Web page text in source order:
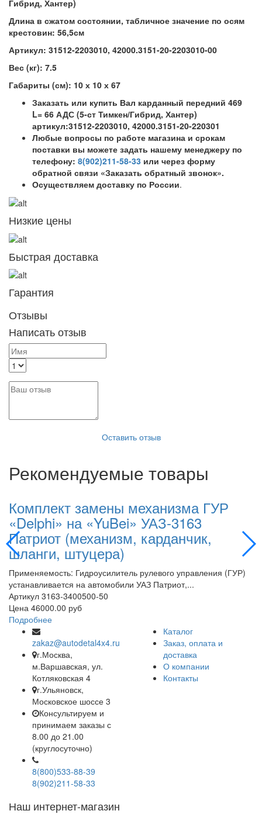
Гибрид, Хантер)
Длина в сжатом состоянии, табличное значение по осям
крестовин: 56,5см
Артикул: 31512-2203010, 42000.3151-20-2203010-00
Вес (кг): 7.5
Габариты (см): 10 х 10 х 67
Заказать или купить Вал карданный передний 469
L= 66 АДС (5-ст Тимкен/Гибрид, Хантер)
артикул:31512-2203010, 42000.3151-20-220301
Любые вопросы по работе магазина и срокам
поставки вы можете задать нашему менеджеру по
телефону: 8(902)211-58-33 или через форму
обратной связи «Заказать обратный звонок».
Осуществляем доставку по России.
Низкие цены
Быстрая доставка
Гарантия
Отзывы
Написать отзыв
Оставить отзыв
Рекомендуемые товары
Комплект замены механизма ГУР
«Delphi» на «YuBei» УАЗ-3163
Патриот (механизм, карданчик,
шланги, штуцера)
Применяемость: Гидроусилитель рулевого управления (ГУР)
устанавливается на автомобили УАЗ Патриот,...
Артикул 3163-3400500-50
Цена 46000.00 руб
Подробнее
zakaz@autodetal4x4.ru
г.Москва,
м.Варшавская, ул.
Котляковская 4
г.Ульяновск,
Московское шоссе 3
Консультируем и
принимаем заказы с
8.00 до 21.00
(круглосуточно)
8(800)533-88-39
8(902)211-58-33
Каталог
Заказ, оплата и
доставка
О компании
Контакты
Наш интернет-магазин